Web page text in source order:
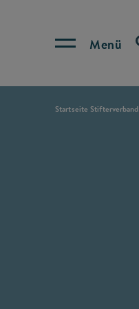
Menü
Startseite Stifterverband